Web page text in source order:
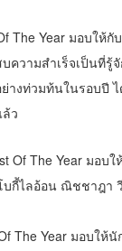
The Year มอบให้
ความสำเร็จเป็นที่รู้
างท่วมท้นในรอบปี ไ
ว
Of The Year มอบ
กี้ไลอ้อน ณิชชาฎา
The Year มอบให้